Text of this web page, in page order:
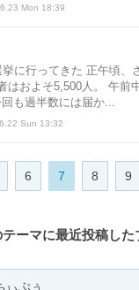
Mon 18:39
に行ってきた 正午頃、
はおよそ5,500人。 午前
も過半数には届か...
Sun 13:32
6 7 8 9
テーマに最近投稿した
ぃぷぅ